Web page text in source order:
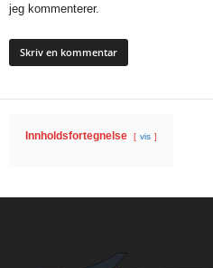
jeg kommenterer.
Innholdsfortegnelse vis